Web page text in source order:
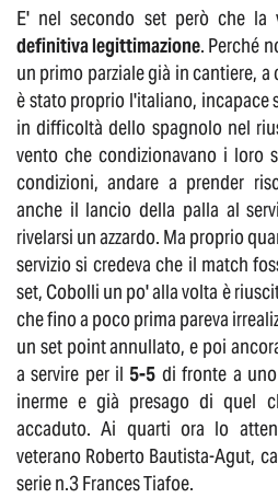
E' nel secondo set però che la
definitiva legittimazione. Perché
un primo parziale già in cantiere,
è stato proprio l'italiano, incapace
in difficoltà dello spagnolo nel
vento che condizionavano i loro
condizioni, andare a prender
anche il lancio della palla al
rivelarsi un azzardo. Ma proprio
servizio si credeva che il match
set, Cobolli un po' alla volta è
che fino a poco prima pareva
un set point annullato, e poi
a servire per il 5-5 di fronte a
inerme e già presago di quel
accaduto. Ai quarti ora lo
veterano Roberto Bautista-Agut,
serie n.3 Frances Tiafoe.